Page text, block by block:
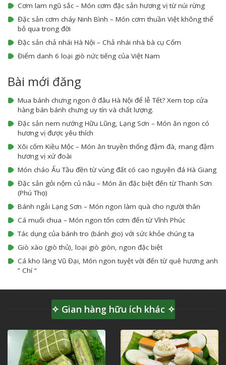
Cơm lam ngũ sắc – Món cơm đặc sản hương vị từ núi rừng
Đặc sản cơm cháy Ninh Bình – Món cơm thuần Việt không thể
bỏ qua trong đời
Đặc sản chả nhái Hà Nội – Chả nhái nhà bà cụ Cốm
Điểm danh 6 loại giò nức tiếng của Việt Nam
Bài mới đăng
Mua bánh chưng ngon ở đâu Hà Nội để lễ Tết? Xem top cửa
hàng bán bánh chưng uy tín và chất lượng.
Đặc sản nem nướng Hữu Lũng, Lạng Sơn – Món ăn ngon có
hương vị được yêu thích
Xôi cốm Kiều Mộc – Món ăn truyền thống đậm đà, mang đậm
hương vị xứ đoài
Món cháo Ấu Tầu đền từ vùng đất có cao nguyên đá Hà Giang
Đặc sản gỏi nộm củ nâu – Món ăn đặc biệt đến từ Thanh Sơn
(Phú Thọ)
Bánh ngải Lạng Sơn – Món ngon làm quà cho người thân
Cá muối chua – Món ngon tốn cơm đến từ Vĩnh Phúc
Tác dụng của bánh tro (bánh gio) với sức khỏe chúng ta
Giò xào (giò thủ), loại giò giòn, ngon đặc biệt
Cá kho làng Vũ Đại, Món ngon tuyệt vời đến từ quê hương anh
” Chí “
✧ Gian hàng hữu ích khác ✧